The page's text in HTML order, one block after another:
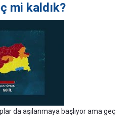
mi kaldık?
da aşılanmaya başlıyor ama geç